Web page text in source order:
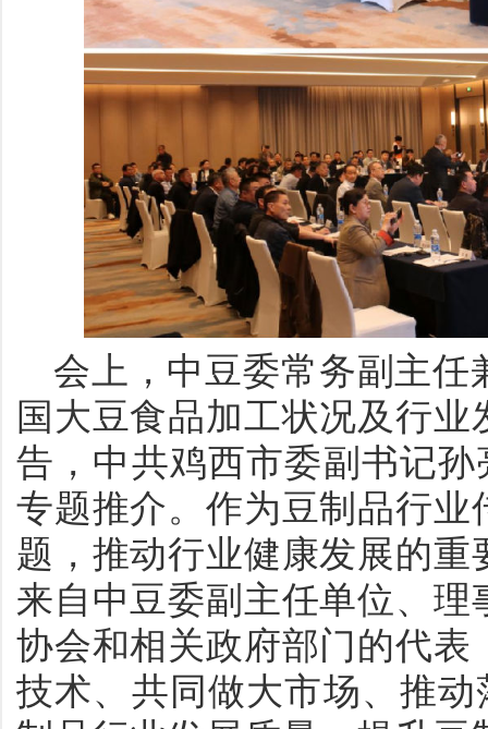
会上，中豆委常务副主
国大豆食品加工状况及行
告，中共鸡西市委副书记
专题推介。作为豆制品行
题，推动行业健康发展的
来自中豆委副主任单位、
协会和相关政府部门的代
技术、共同做大市场、推